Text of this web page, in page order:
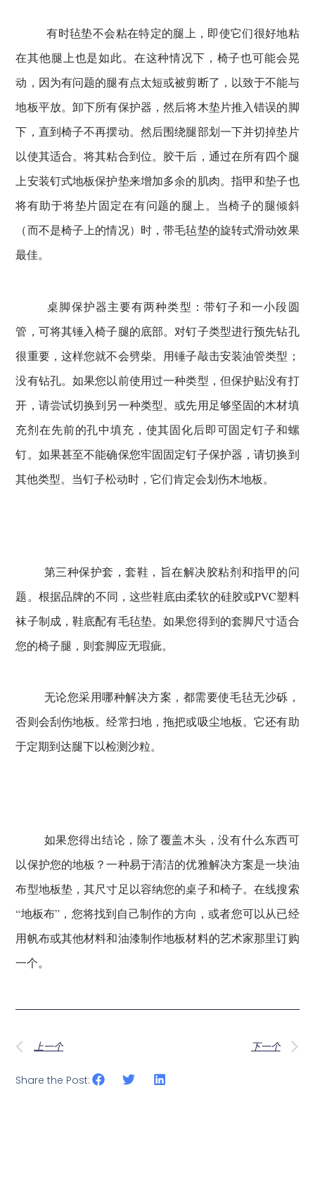
有时毡垫不会粘在特定的腿上，即使它们很好地粘
在其他腿上也是如此。 在这种情况下，椅子也可能会晃
动，因为有问题的腿有点太短或被剪断了，以致于不能与
地板平放。卸下所有保护器，然后将木垫片推入错误的脚
下，直到椅子不再摆动。 然后围绕腿部划一下并切掉垫片
以使其适合。将其粘合到位。 胶干后，通过在所有四个腿
上安装钉式地板保护垫来增加多余的肌肉。 指甲和垫子也
将有助于将垫片固定在有问题的腿上。 当椅子的腿倾斜
（而不是椅子上的情况）时，带毛毡垫的旋转式滑动效果
最佳。
桌脚保护器主要有两种类型：带钉子和一小段圆
管，可将其锤入椅子腿的底部。 对钉子类型进行预先钻孔
很重要，这样您就不会劈柴。 用锤子敲击安装油管类型；
没有钻孔。如果您以前使用过一种类型，但保护贴没有打
开，请尝试切换到另一种类型。或先用足够坚固的木材填
充剂在先前的孔中填充，使其固化后即可固定钉子和螺
钉。 如果甚至不能确保您牢固固定钉子保护器，请切换到
其他类型。 当钉子松动时，它们肯定会划伤木地板。
第三种保护套，套鞋，旨在解决胶粘剂和指甲的问
题。 根据品牌的不同，这些鞋底由柔软的硅胶或PVC塑料
袜子制成，鞋底配有毛毡垫。如果您得到的套脚尺寸适合
您的椅子腿，则套脚应无瑕疵。
无论您采用哪种解决方案，都需要使毛毡无沙砾，
否则会刮伤地板。经常扫地，拖把或吸尘地板。它还有助
于定期到达腿下以检测沙粒。
如果您得出结论，除了覆盖木头，没有什么东西可
以保护您的地板？一种易于清洁的优雅解决方案是一块油
布型地板垫，其尺寸足以容纳您的桌子和椅子。在线搜索
“地板布”，您将找到自己制作的方向，或者您可以从已经
用帆布或其他材料和油漆制作地板材料的艺术家那里订购
一个。
上一个 下一个
Share the Post: